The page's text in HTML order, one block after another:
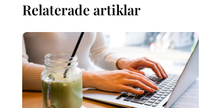
Relaterade artiklar